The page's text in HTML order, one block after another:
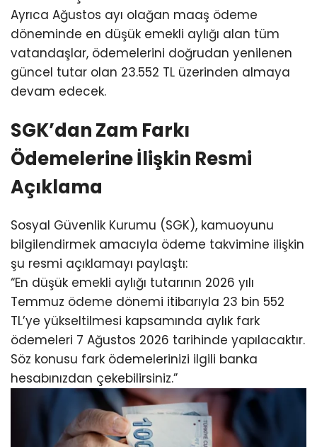
Ayrıca Ağustos ayı olağan maaş ödeme
döneminde en düşük emekli aylığı alan tüm
vatandaşlar, ödemelerini doğrudan yenilenen
güncel tutar olan 23.552 TL üzerinden almaya
devam edecek.
SGK’dan Zam Farkı
Ödemelerine İlişkin Resmi
Açıklama
Sosyal Güvenlik Kurumu (SGK), kamuoyunu
bilgilendirmek amacıyla ödeme takvimine ilişkin
şu resmi açıklamayı paylaştı:
“En düşük emekli aylığı tutarının 2026 yılı
Temmuz ödeme dönemi itibarıyla 23 bin 552
TL’ye yükseltilmesi kapsamında aylık fark
ödemeleri 7 Ağustos 2026 tarihinde yapılacaktır.
Söz konusu fark ödemelerinizi ilgili banka
hesabınızdan çekebilirsiniz.”